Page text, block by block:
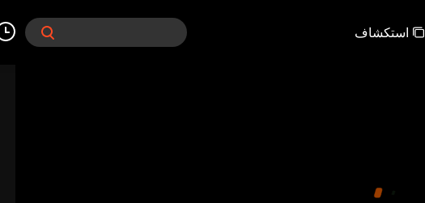
استكشاف